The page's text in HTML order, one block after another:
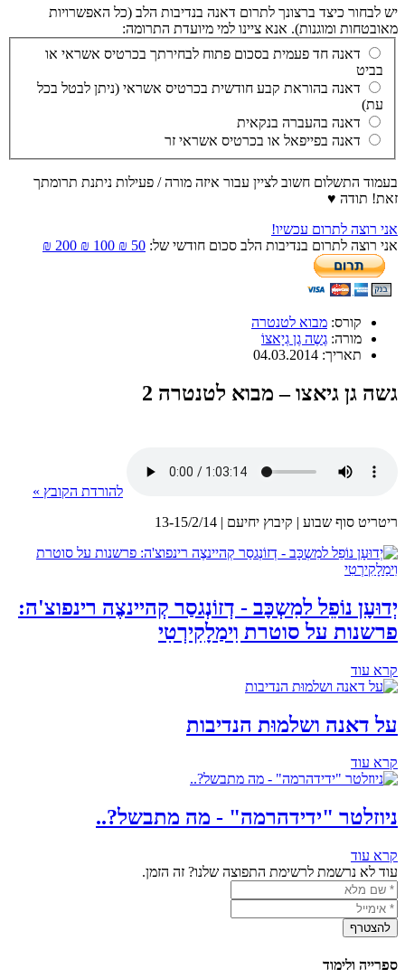
יש לבחור כיצד ברצונך לתרום דאנה בנדיבות הלב (כל האפשרויות
מאובטחות ומוגנות). אנא ציינו למי מיועדת התרומה:
דאנה חד פעמית בסכום פתוח לבחירתך בכרטיס אשראי או
בביט
דאנה בהוראת קבע חודשית בכרטיס אשראי (ניתן לבטל בכל
עת)
דאנה בהעברה בנקאית
דאנה בפייפאל או בכרטיס אשראי זר
בעמוד התשלום חשוב לציין עבור איזה מורה / פעילות ניתנת תרומתך
זאת! תודה ♥
אני רוצה לתרום עכשיו!
אני רוצה לתרום בנדיבות הלב סכום חודשי של: 50 ₪
100 ₪
200 ₪
קורס: מבוא לטנטרה
מורה: גֶשֶה גֶן גְיָאצוֹ
תאריך:
גשה גן גיאצו – מבוא לטנטרה 2
להורדת הקובץ »
ריטריט סוף שבוע | קיבוץ יחיעם | 13-15/2/14
יְדוּעָן נוֹפֵל למִשְכָּב - דְזוֹנְגסַר קְהיינצֶה רינפוצ'ה:
פרשנות על סוטרת וִימַלָקִירְטִי
קרא עוד
על דאנה ושלמוּת הנדיבות
קרא עוד
ניוזלטר "ידידהרמה" - מה מתבשל?..
קרא עוד
עוד לא נרשמת לרשימת התפוצה שלנו? זה הזמן.
ספרייה ולימוד